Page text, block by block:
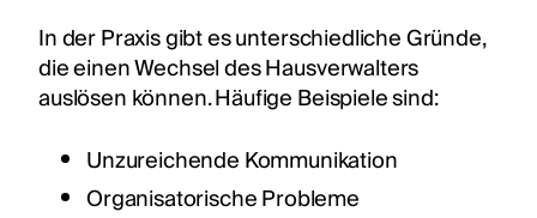
In der Praxis gibt es unterschiedliche Gründe,
die einen Wechsel des Hausverwalters
auslösen können. Häufige Beispiele sind:
Unzureichende Kommunikation
Organisatorische Probleme